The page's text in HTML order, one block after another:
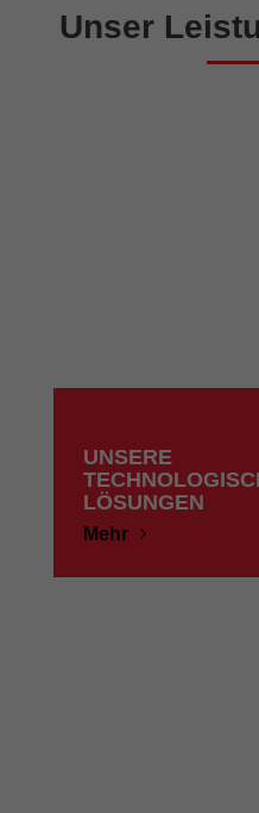
Unser
UNSERE
LÖSUNGEN
Mehr